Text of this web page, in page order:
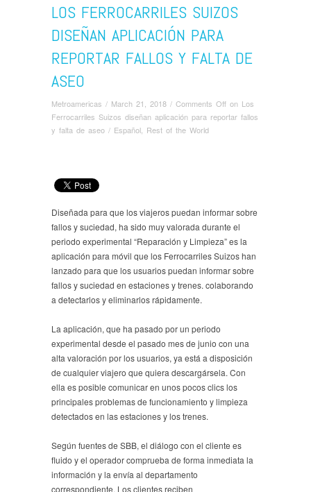
LOS FERROCARRILES SUIZOS
DISEÑAN APLICACIÓN PARA
REPORTAR FALLOS Y FALTA DE
ASEO
Metroamericas / March 21, 2018 / Comments Off on Los
Ferrocarriles Suizos diseñan aplicación para reportar fallos
y falta de aseo / Español Rest of the World
Diseñada para que los viajeros puedan informar sobre
fallos y suciedad, ha sido muy valorada durante el
periodo experimental “Reparación y Limpieza” es la
aplicación para móvil que los Ferrocarriles Suizos han
lanzado para que los usuarios puedan informar sobre
fallos y suciedad en estaciones y trenes. colaborando
a detectarlos y eliminarlos rápidamente.
La aplicación, que ha pasado por un periodo
experimental desde el pasado mes de junio con una
alta valoración por los usuarios, ya está a disposición
de cualquier viajero que quiera descargársela. Con
ella es posible comunicar en unos pocos clics los
principales problemas de funcionamiento y limpieza
detectados en las estaciones y los trenes.
Según fuentes de SBB, el diálogo con el cliente es
fluido y el operador comprueba de forma inmediata la
información y la envía al departamento
correspondiente. Los clientes reciben